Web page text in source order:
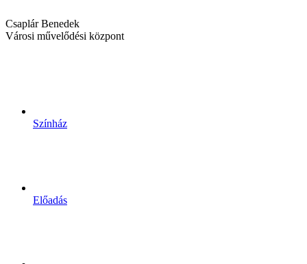
Csaplár Benedek
Városi művelődési központ
Színház
Előadás